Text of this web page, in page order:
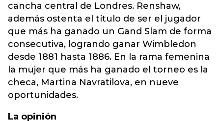
cancha central de Londres. Renshaw,
además ostenta el título de ser el jugador
que más ha ganado un Gand Slam de forma
consecutiva, logrando ganar Wimbledon
desde 1881 hasta 1886. En la rama femenina
la mujer que más ha ganado el torneo es la
checa, Martina Navratilova, en nueve
oportunidades.
La opinión